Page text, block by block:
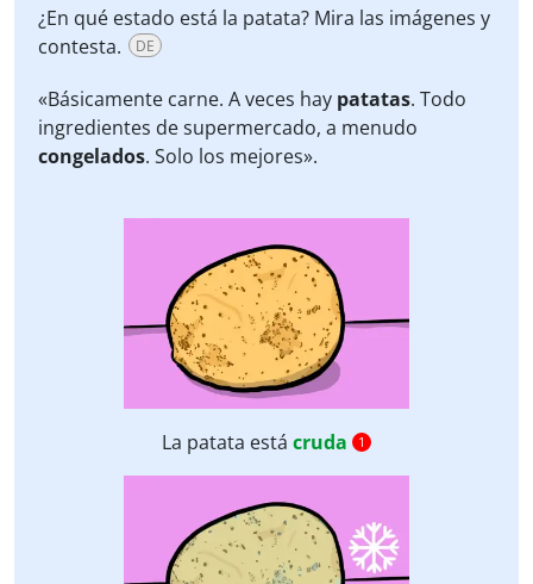
¿En qué estado está la patata? Mira las imágenes y
contesta.
DE
«Básicamente carne. A veces hay patatas. Todo
ingredientes de supermercado, a menudo
congelados. Solo los mejores».
La patata está cruda 1